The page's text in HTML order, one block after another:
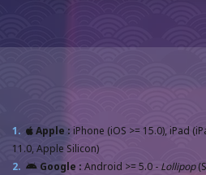
1. Apple : iPhone (iOS >= 15.0), iPad
11.0, Apple Silicon)
2.
Google : Android >= 5.0 - Lollipop